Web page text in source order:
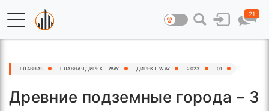
21
ГЛАВНАЯ ГЛАВНАЯ ДИРЕКТ–WAY ДИРЕКТ–WAY 2023 01
Древние подземные города – 3